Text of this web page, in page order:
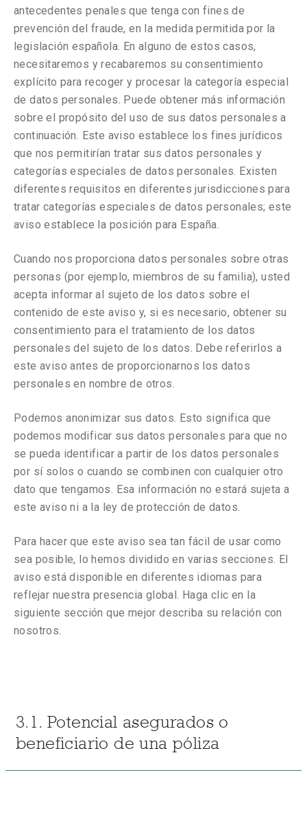
antecedentes penales que tenga con fines de
prevención del fraude, en la medida permitida por la
legislación española. En alguno de estos casos,
necesitaremos y recabaremos su consentimiento
explícito para recoger y procesar la categoría especial
de datos personales. Puede obtener más información
sobre el propósito del uso de sus datos personales a
continuación. Este aviso establece los fines jurídicos
que nos permitirían tratar sus datos personales y
categorías especiales de datos personales. Existen
diferentes requisitos en diferentes jurisdicciones para
tratar categorías especiales de datos personales; este
aviso establece la posición para España.
Cuando nos proporciona datos personales sobre otras
personas (por ejemplo, miembros de su familia), usted
acepta informar al sujeto de los datos sobre el
contenido de este aviso y, si es necesario, obtener su
consentimiento para el tratamiento de los datos
personales del sujeto de los datos. Debe referirlos a
este aviso antes de proporcionarnos los datos
personales en nombre de otros.
Podemos anonimizar sus datos. Esto significa que
podemos modificar sus datos personales para que no
se pueda identificar a partir de los datos personales
por sí solos o cuando se combinen con cualquier otro
dato que tengamos. Esa información no estará sujeta a
este aviso ni a la ley de protección de datos.
Para hacer que este aviso sea tan fácil de usar como
sea posible, lo hemos dividido en varias secciones. El
aviso está disponible en diferentes idiomas para
reflejar nuestra presencia global. Haga clic en la
siguiente sección que mejor describa su relación con
nosotros.
3.1. Potencial asegurados o
beneficiario de una póliza